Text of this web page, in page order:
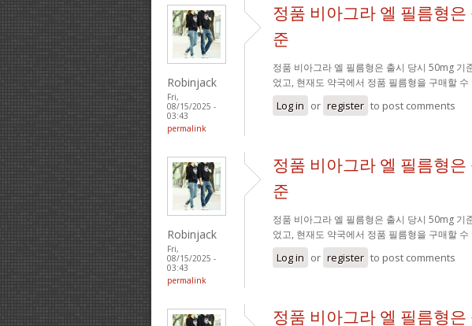
Robinjack
Fri,
08/15/2025 -
03:43
permalink
정품 비아그라 엘 필름형
준
정품 비아그라 엘 필름형은 출시 당시 50mg 기
었고, 현재도 약국에서 정품 필름형을 구매할 수
Log in or register to post comments
Robinjack
Fri,
08/15/2025 -
03:43
permalink
정품 비아그라 엘 필름형
준
정품 비아그라 엘 필름형은 출시 당시 50mg 기
었고, 현재도 약국에서 정품 필름형을 구매할 수
Log in or register to post comments
정품 비아그라 엘 필름형